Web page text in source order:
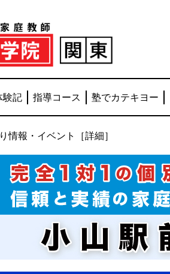
験記 指導コース 塾でカテキヨー
情報・イベント［詳細］